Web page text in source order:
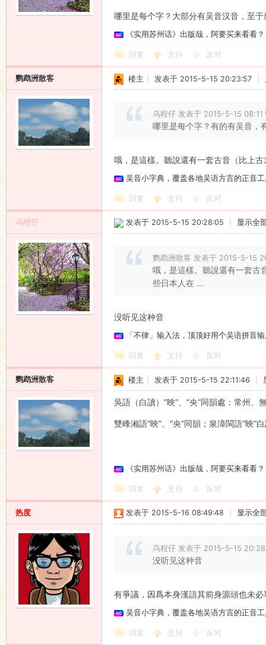
哪里是每个字？大部分有吴音汉音，至
《实用苏州话》出版哉，阿要买来看看？
回复 支持 反对
鹦鹉洲散客 楼主 发表于 2015-5-15 20:23:57
乌程仔 发表于 2015-5-15 08:11
哪里是每个字？有的有吴音，
哦，是這樣。聽說還有一套古音（比上
吴音小字典，覆盖各地吴语方言的正音
回复 支持 反对
乌程仔 发表于 2015-5-15 20:28:05 显示全
鹦鹉洲散客 发表于 2015-5-15
哦，是這樣。聽說還有一套古
些日本人在 ...
没听见这种音
「不律」输入法，顶顶好用个吴语拼音
回复 支持 反对
鹦鹉洲散客 楼主 发表于 2015-5-15 22:11:46
吳語（白讀）“映”、“央”同韻處：常州、
雙峰湘語“映”、“央”同韻；泉漳閩語“映”
《实用苏州话》出版哉，阿要买来看看？
回复 支持 反对
热度 发表于 2015-5-16 08:49:48 显示全
乌程仔 发表于 2015-5-15 20:28
没听见这种音
有爭議，因爲本身漢語其前身源頭也未必
吴音小字典，覆盖各地吴语方言的正音
回复 支持 反对